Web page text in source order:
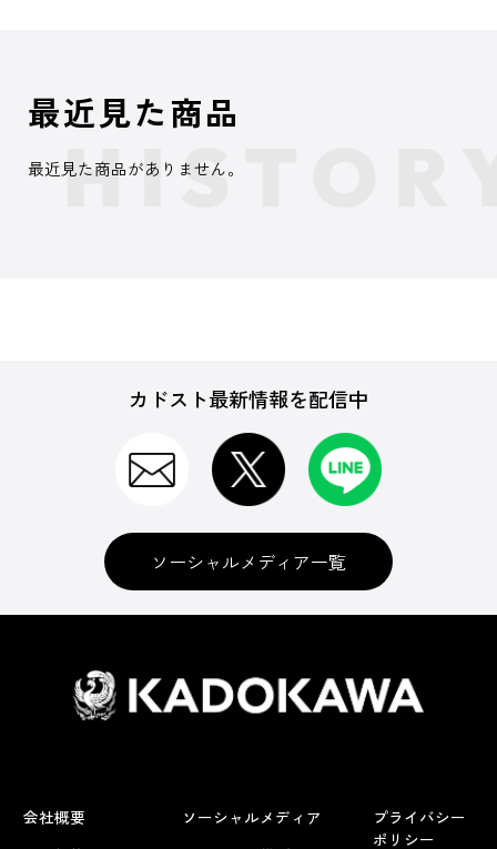
最近見た商品
最近見た商品がありません。
カドスト最新情報を配信中
ソーシャルメディア一覧
会社概要
ソーシャルメディア
プライバシー
ポリシー